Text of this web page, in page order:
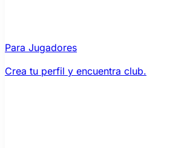
Para Jugadores
Crea tu perfil y encuentra club.